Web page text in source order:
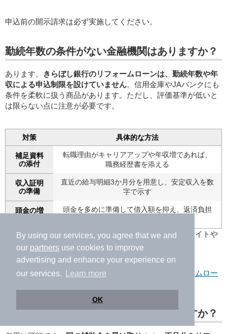
By using our services, you agree that we and
our partners use cookies to improve
advertising and enhance your experience on
our services.
Learn more
OK
申込前の開示請求は必ず実施してください。
勤続年数の条件がない金融機関はありますか？
あります。
きらぼし銀行のリフォームローンは、勤続年数や年
収による申込制限を設けていません。信用金庫やJAバンクにも
条件を柔軟に扱う商品があります。ただし、評価基準が低いと
は限らない点に注意が必要です。
対策 具体的な方法
補足資料
の添付
転職理由がキャリアアップや年収増であれば、
職務経歴書を添える
収入証明
の準備
直近の給与明細3か月分を用意し、安定収入を数
字で示す
頭金の増
頭金を多めに準備して借入額を抑え、返済負担
各金融機関の申込条件は商品ごとに異なるため、公式サイトや
窓口で最新の要件を確認してください。
参照： きらぼし銀行｜きらぼし銀行Web完結型リフォームロー
リフォーム補助金とローンは併用できますか？